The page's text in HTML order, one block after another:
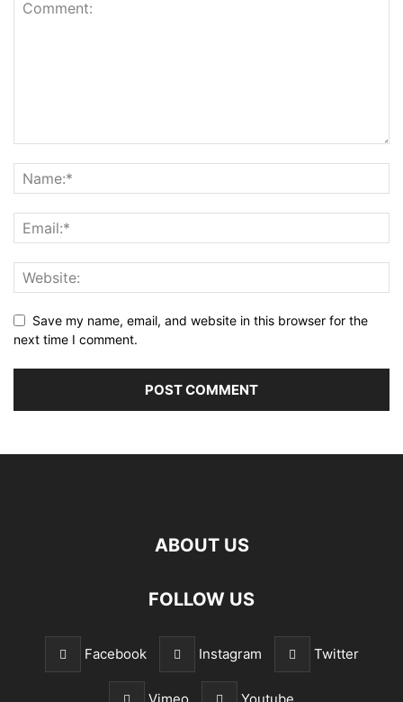
Save my name, email, and website in this browser for the
next time I comment.
ABOUT US
FOLLOW US
Facebook Instagram Twitter